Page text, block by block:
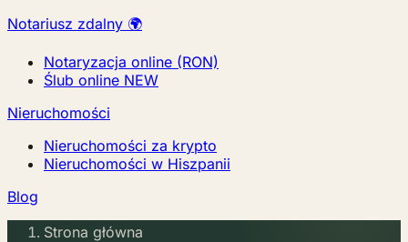
Notariusz zdalny 🌍
Notaryzacja online (RON)
Ślub online NEW
Nieruchomości
Nieruchomości za krypto
Nieruchomości w Hiszpanii
Blog
Strona główna